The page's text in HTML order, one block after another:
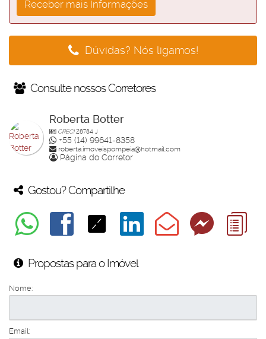
Dúvidas? Nós ligamos!
Consulte nossos Corretores
Roberta Botter
CRECI28784 J
+55 (14) 99641-8358
roberta.imoveispompeia@hotmail.com
Página do Corretor
Gostou? Compartilhe
Propostas para o Imóvel
Nome:
Email: